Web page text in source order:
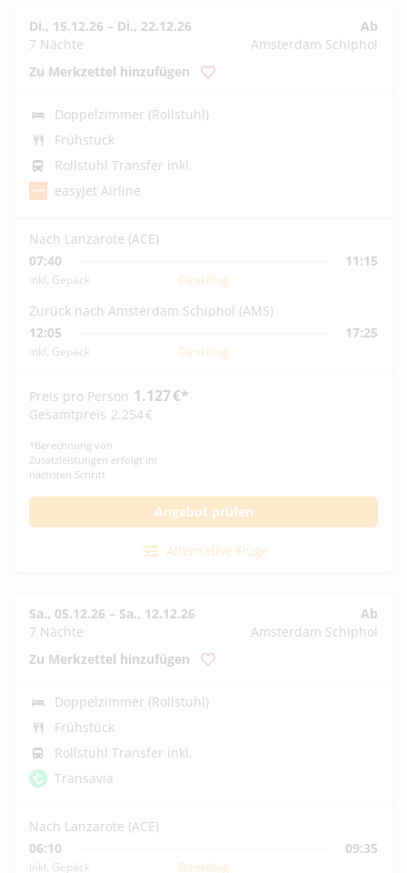
Di., 15.12.26 – Di., 22.12.26
7 Nächte
Ab
Amsterdam Schiphol
Zu Merkzettel hinzufügen
Doppelzimmer (Rollstuhl)
Frühstück
Rollstuhl Transfer inkl.
easyJet Airline
Nach Lanzarote (ACE)
07:40
11:15
inkl. Gepäck Direktflug
Zurück nach Amsterdam Schiphol (AMS)
12:05
17:25
inkl. Gepäck Direktflug
Preis pro Person 1.127€*
Gesamtpreis 2.254€
*Berechnung von
Zusatzleistungen erfolgt im
nächsten Schritt
Angebot prüfen
Alternative Flüge
Sa., 05.12.26 – Sa., 12.12.26
7 Nächte
Ab
Amsterdam Schiphol
Zu Merkzettel hinzufügen
Doppelzimmer (Rollstuhl)
Frühstück
Rollstuhl Transfer inkl.
Transavia
Nach Lanzarote (ACE)
06:10
09:35
inkl. Gepäck Direktflug